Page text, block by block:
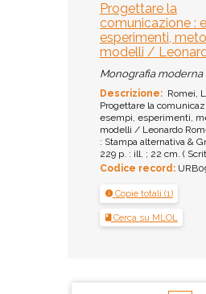
Progettare la
comunicazione :
esperimenti,
modelli /
Monografia moderna
Descrizione: Romei,
Progettare la
esempi, esperimenti,
modelli / Leonardo
: Stampa alternativa &
229 p. : ill. ; 22 cm. (
Codice record:
Copie totali (1)
Cerca su MLOL